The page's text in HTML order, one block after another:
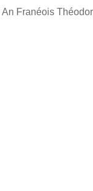
An Franéois